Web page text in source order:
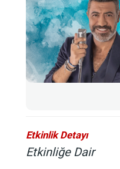
Etkinlik Detayı
Etkinliğe Dair